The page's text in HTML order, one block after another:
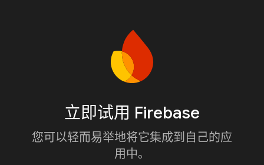
立即试用 Firebase
您可以轻而易举地将它集成到自己的应
用中。